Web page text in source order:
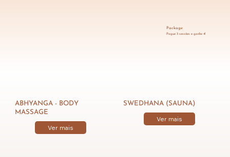
Package
Pague 3 sessões e ganhe 4!
ABHYANGA - BODY
MASSAGE
Ver mais
SWEDHANA (SAUNA)
Ver mais